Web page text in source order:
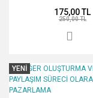
175,00 TL
250,00 TL
YENİ